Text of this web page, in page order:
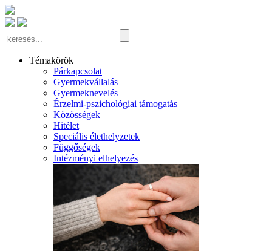
Témakörök
Párkapcsolat
Gyermekvállalás
Gyermeknevelés
Érzelmi-pszichológiai támogatás
Közösségek
Hitélet
Speciális élethelyzetek
Függőségek
Intézményi elhelyezés